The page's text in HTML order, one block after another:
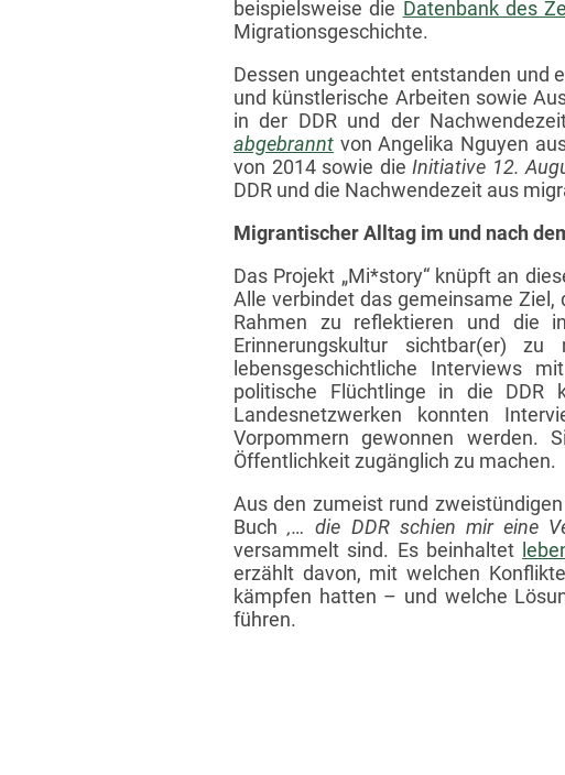
beispielsweise die Datenbank des
Migrationsgeschichte.
Dessen ungeachtet entstanden und
und künstlerische Arbeiten sowie
in der DDR und der
abgebrannt von Angelika Nguyen
von 2014 sowie dieInitiative 12.
DDR und die Nachwendezeit aus
Migrantischer Alltag im und nach
Das Projekt „Mi*story“ knüpft an
Alle verbindet das gemeinsame
Rahmen zu reflektieren und die
Erinnerungskultur sichtbar(er)
lebensgeschichtliche Interviews
politische Flüchtlinge in die DDR
Landesnetzwerken konnten
Vorpommern gewonnen werden.
Öffentlichkeit zugänglich zu machen.
Aus den zumeist rund
Buch‚… die DDR schien mir eine
versammelt sind. Es beinhaltet
erzählt davon, mit welchen
kämpfen hatten – und welche
führen.